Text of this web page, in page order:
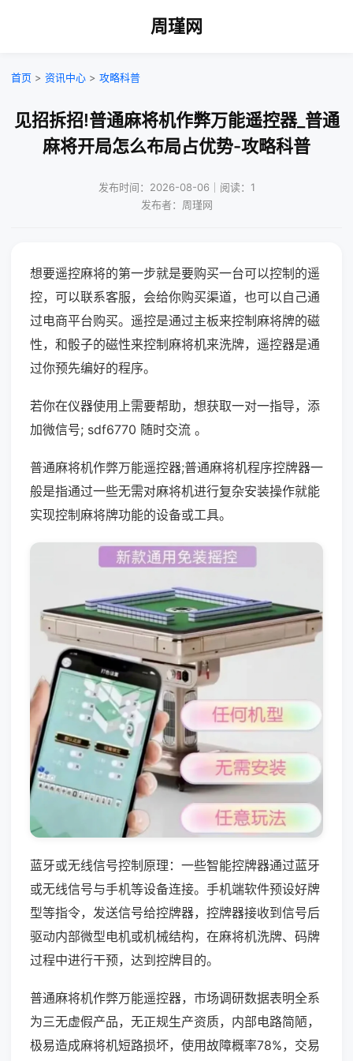
周瑾网
首页 > 资讯中心 > 攻略科普
见招拆招!普通麻将机作弊万能遥控器_普通
麻将开局怎么布局占优势-攻略科普
发布时间：2026-08-06｜阅读：1
发布者：周瑾网
想要遥控麻将的第一步就是要购买一台可以控制的遥
控，可以联系客服，会给你购买渠道，也可以自己通
过电商平台购买。遥控是通过主板来控制麻将牌的磁
性，和骰子的磁性来控制麻将机来洗牌，遥控器是通
过你预先编好的程序。
若你在仪器使用上需要帮助，想获取一对一指导，添
加微信号; sdf6770 随时交流 。
普通麻将机作弊万能遥控器;普通麻将机程序控牌器一
般是指通过一些无需对麻将机进行复杂安装操作就能
实现控制麻将牌功能的设备或工具。
蓝牙或无线信号控制原理：一些智能控牌器通过蓝牙
或无线信号与手机等设备连接。手机端软件预设好牌
型等指令，发送信号给控牌器，控牌器接收到信号后
驱动内部微型电机或机械结构，在麻将机洗牌、码牌
过程中进行干预，达到控牌目的。
普通麻将机作弊万能遥控器，市场调研数据表明全系
为三无虚假产品，无正规生产资质，内部电路简陋，
极易造成麻将机短路损坏，使用故障概率78%，交易